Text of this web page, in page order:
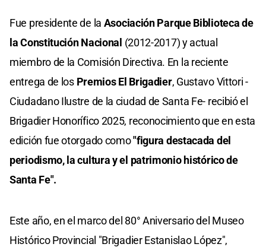
Fue presidente de la Asociación Parque Biblioteca de
la Constitución Nacional (2012-2017) y actual
miembro de la Comisión Directiva. En la reciente
entrega de losPremios El Brigadier, Gustavo Vittori -
Ciudadano Ilustre de la ciudad de Santa Fe- recibió el
Brigadier Honorífico 2025, reconocimiento que en esta
edición fue otorgado como"figura destacada del
periodismo, la cultura y el patrimonio histórico de
Santa Fe".
Este año, en el marco del 80° Aniversario del Museo
Histórico Provincial "Brigadier Estanislao López",